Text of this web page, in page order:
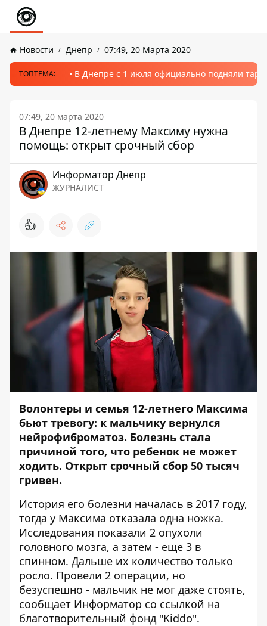
Новости Днепр 07:49, 20 Марта 2020
ТОПТЕМА: В Днепре с 1 июля официально подняли
07:49, 20 марта 2020
В Днепре 12-летнему Максиму нужна
помощь: открыт срочный сбор
Информатор Днепр
ЖУРНАЛИСТ
👍
Волонтеры и семья 12-летнего Максима
бьют тревогу: к мальчику вернулся
нейрофиброматоз. Болезнь стала
причиной того, что ребенок не может
ходить. Открыт срочный сбор 50 тысяч
гривен.
История его болезни началась в 2017 году,
тогда у Максима отказала одна ножка.
Исследования показали 2 опухоли
головного мозга, а затем - еще 3 в
спинном. Дальше их количество только
росло. Провели 2 операции, но
безуспешно - мальчик не мог даже стоять,
сообщает Информатор со ссылкой на
благотворительный фонд "Kiddo".